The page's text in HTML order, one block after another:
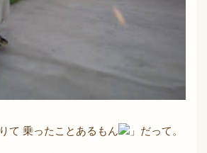
て 乗ったことあるもん 」だって。